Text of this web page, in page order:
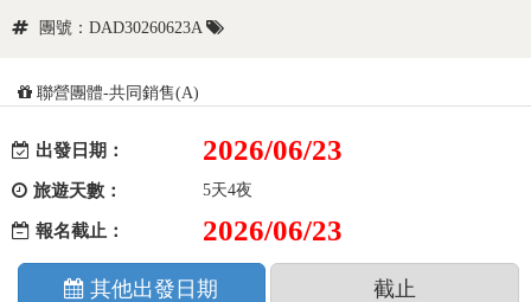
團號：DAD30260623A
聯營團體-共同銷售(A)
出發日期： 2026/06/23
旅遊天數： 5天4夜
報名截止： 2026/06/23
其他出發日期 截止